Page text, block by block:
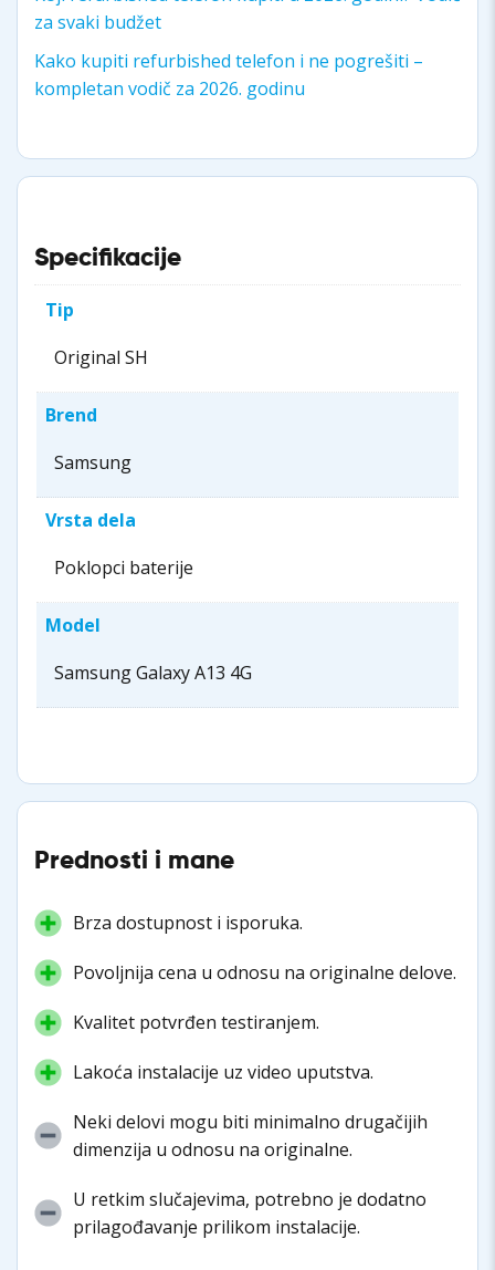
za svaki budžet
Kako kupiti refurbished telefon i ne pogrešiti –
kompletan vodič za 2026. godinu
Specifikacije
Tip
Original SH
Brend
Samsung
Vrsta dela
Poklopci baterije
Model
Samsung Galaxy A13 4G
Prednosti i mane
Brza dostupnost i isporuka.
Povoljnija cena u odnosu na originalne delove.
Kvalitet potvrđen testiranjem.
Lakoća instalacije uz video uputstva.
Neki delovi mogu biti minimalno drugačijih
dimenzija u odnosu na originalne.
U retkim slučajevima, potrebno je dodatno
prilagođavanje prilikom instalacije.